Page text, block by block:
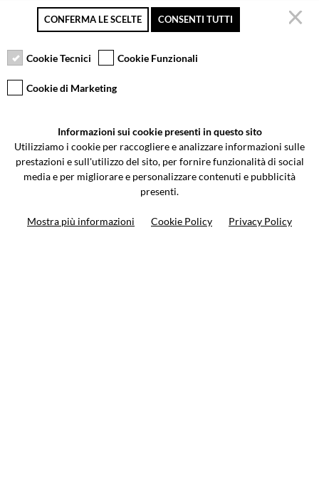
Pagamento sicuro
Resi gratuiti fino a 30
Servizio clienti
Via Galileo Galilei 5 | Verano Brianza (MB) 20843 | ITALY
0362-805407-info@valtermoto.com
CONFERMA LE SCELTE CONSENTI TUTTI
Cookie Tecnici Cookie Funzionali
Cookie di Marketing
Informazioni sui cookie presenti in questo sito
Utilizziamo i cookie per raccogliere e analizzare informazioni sulle
prestazioni e sull'utilizzo del sito, per fornire funzionalità di social
media e per migliorare e personalizzare contenuti e pubblicità
presenti.
Mostra più informazioni Cookie Policy Privacy Policy